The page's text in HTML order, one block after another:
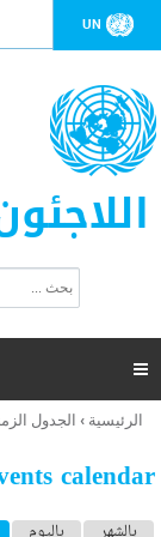
UN
ت
ر
ل
ح
ب

أنت
هنا
الرئيسية › الجدول
calendar